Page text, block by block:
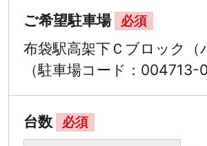
ご希望駐車場 必須
布袋駅高架下Ｃブロック
（駐車場コード：004713-
台数 必須